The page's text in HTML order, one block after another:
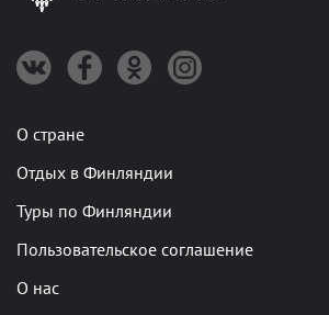
О стране
Отдых в Финляндии
Туры по Финляндии
Пользовательское соглашение
О нас